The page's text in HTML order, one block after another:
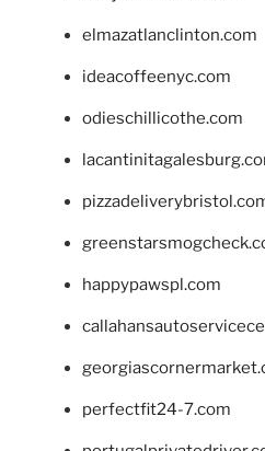
elmazatlanclinton.com
ideacoffeenyc.com
odieschillicothe.com
happypawspl.com
perfectfit24-7.com